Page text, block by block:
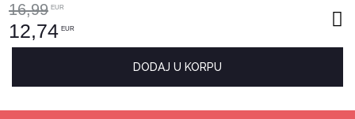
16,99 EUR
12,74 EUR
DODAJ U KORPU